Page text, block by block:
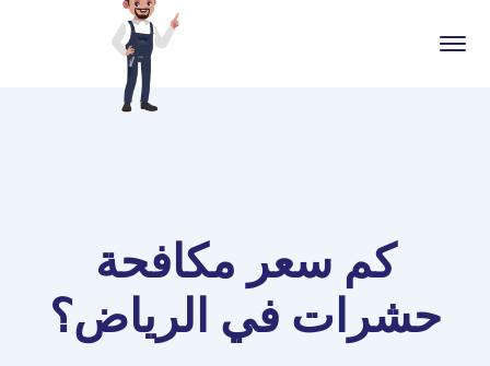
كم سعر مكافحة
حشرات في الرياض؟